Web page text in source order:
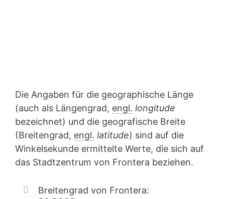
Die Angaben für die geographische Länge
(auch als Längengrad, engl. longitude
bezeichnet) und die geografische Breite
(Breitengrad, engl. latitude) sind auf die
Winkelsekunde ermittelte Werte, die sich auf
das Stadtzentrum von Frontera beziehen.
Breitengrad von Frontera: